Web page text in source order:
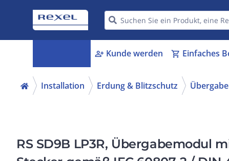
person_add Kunde werden shopping_cart Einfaches
Installation Erdung & Blitzschutz
RS SD9B LP3R, Übergabemodul